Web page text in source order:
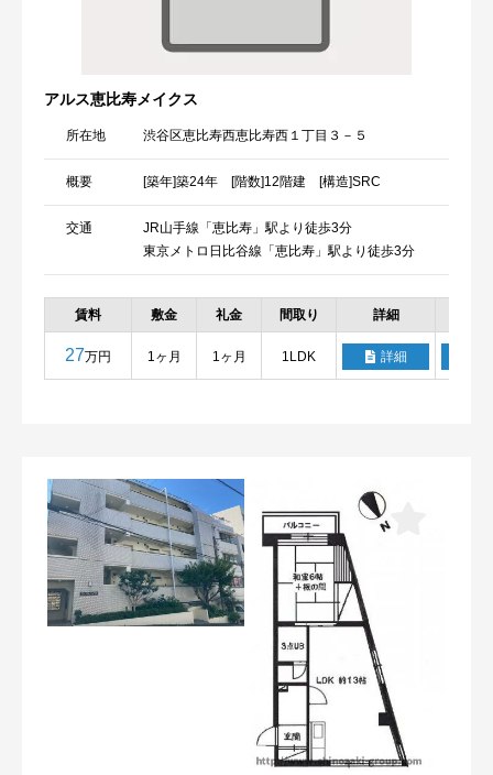
アルス恵比寿メイクス
所在地 渋谷区恵比寿西恵比寿西１丁目３－５
概要 [築年]築24年 [階数]12階建 [構造]SRC
交通
JR山手線「恵比寿」駅より徒歩3分
東京メトロ日比谷線「恵比寿」駅より徒歩3分
賃料 敷金 礼金 間取り 詳細
27万円 1ヶ月 1ヶ月 1LDK 詳細